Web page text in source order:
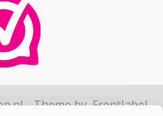
- Theme byFrontlabel